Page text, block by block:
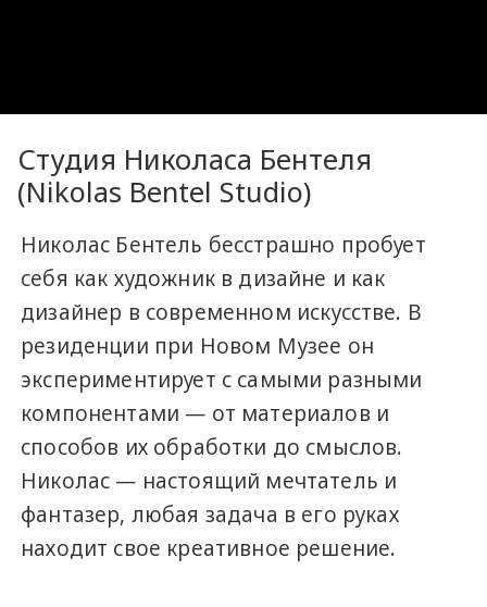
Студия Николаса Бентеля
(Nikolas Bentel Studio)
Николас Бентель бесстрашно пробует
себя как художник в дизайне и как
дизайнер в современном искусстве. В
резиденции при Новом Музее он
экспериментирует с самыми разными
компонентами — от материалов и
способов их обработки до смыслов.
Николас — настоящий мечтатель и
фантазер, любая задача в его руках
находит свое креативное решение.